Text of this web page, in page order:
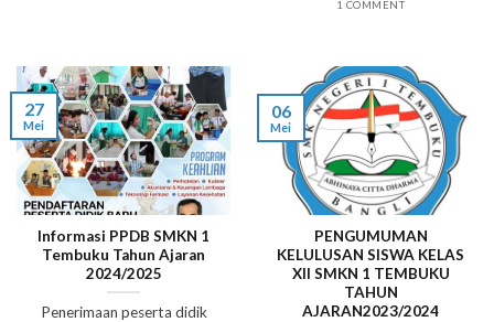
1 COMMENT
Informasi PPDB SMKN 1
Tembuku Tahun Ajaran
2024/2025
Penerimaan peserta didik
27
Mei
PENGUMUMAN
KELULUSAN SISWA KELAS
XII SMKN 1 TEMBUKU
TAHUN
AJARAN2023/2024
06
Mei